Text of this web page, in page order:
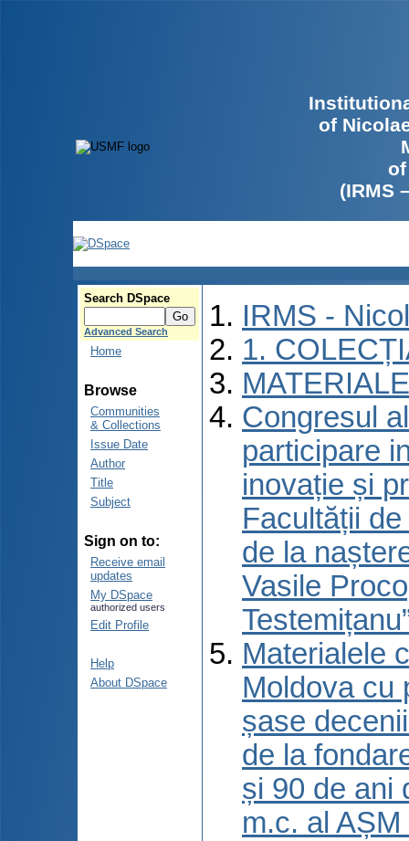
of
(IRMS
Search DSpace
Advanced Search
Home
Browse
Communities
& Collections
Issue Date
Author
Title
Subject
Sign on to:
Receive email
updates
My DSpace
authorized users
Edit Profile
Help
About DSpace
IRMS -
1.
Congresul
participare
inovație și
Facultății
de la
Vasile
Materialele
Moldova cu
șase
de la
și 90 de ani
m.c. al